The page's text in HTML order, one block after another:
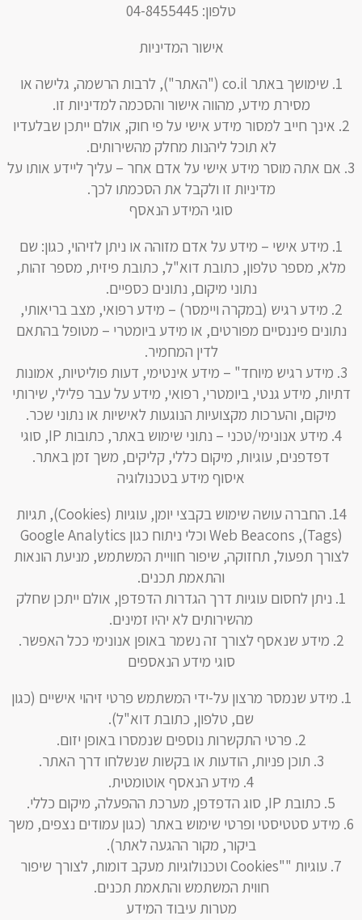
טלפון: 04-8455445
אישור המדיניות
שימושך באתר co.il ("האתר"), לרבות הרשמה, גלישה או
מסירת מידע, מהווה אישור והסכמה למדיניות זו.
אינך חייב למסור מידע אישי על פי חוק, אולם ייתכן שבלעדיו
לא תוכל ליהנות מחלק מהשירותים.
אם אתה מוסר מידע אישי על אדם אחר – עליך ליידע אותו על
מדיניות זו ולקבל את הסכמתו לכך.
סוגי המידע הנאסף
מידע אישי – מידע על אדם מזוהה או ניתן לזיהוי, כגון: שם
מלא, מספר טלפון, כתובת דוא"ל, כתובת פיזית, מספר זהות,
נתוני מיקום, נתונים כספיים.
מידע רגיש (במקרה ויימסר) – מידע רפואי, מצב בריאותי,
נתונים פיננסיים מפורטים, או מידע ביומטרי – מטופל בהתאם
לדין המחמיר.
מידע רגיש מיוחד" – מידע אינטימי, דעות פוליטיות, אמונות
דתיות, מידע גנטי, ביומטרי, רפואי, מידע על עבר פלילי, שירותי
מיקום, והערכות מקצועיות הנוגעות לאישיות או נתוני שכר.
מידע אנונימי/טכני – נתוני שימוש באתר, כתובות IP, סוגי
דפדפנים, עוגיות, מיקום כללי, קליקים, משך זמן באתר.
איסוף מידע בטכנולוגיה
החברה עושה שימוש בקבצי יומן, עוגיות (Cookies), תגיות
(Tags), Web Beacons וכלי ניתוח כגון Google Analytics
לצורך תפעול, תחזוקה, שיפור חוויית המשתמש, מניעת הונאות
והתאמת תכנים.
ניתן לחסום עוגיות דרך הגדרות הדפדפן, אולם ייתכן שחלק
מהשירותים לא יהיו זמינים.
מידע שנאסף לצורך זה נשמר באופן אנונימי ככל האפשר.
סוגי מידע הנאספים
מידע שנמסר מרצון על-ידי המשתמש פרטי זיהוי אישיים (כגון
שם, טלפון, כתובת דוא"ל).
פרטי התקשרות נוספים שנמסרו באופן יזום.
תוכן פניות, הודעות או בקשות שנשלחו דרך האתר.
מידע הנאסף אוטומטית.
כתובת IP, סוג הדפדפן, מערכת ההפעלה, מיקום כללי.
מידע סטטיסטי ופרטי שימוש באתר (כגון עמודים נצפים, משך
ביקור, מקור ההגעה לאתר).
עוגיות ""Cookies וטכנולוגיות מעקב דומות, לצורך שיפור
חווית המשתמש והתאמת תכנים.
מטרות עיבוד המידע